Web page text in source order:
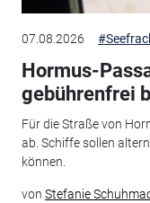
07.08.2026
Hormus-
gebührenfrei
Für die Straße von
ab. Schiffe sollen
können.
von Stefanie